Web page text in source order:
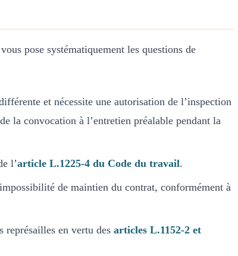
pose systématiquement les questions de
et nécessite une autorisation de l’inspection
la convocation à l’entretien préalable pendant la
l’article L.1225-4 du Code du travail.
de maintien du contrat, conformément à
représailles en vertu des articles L.1152-2 et